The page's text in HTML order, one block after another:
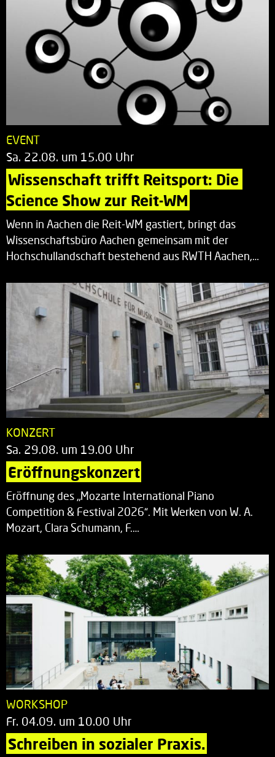
EVENT
Sa. 22.08. um 15.00 Uhr
Wissenschaft trifft Reitsport: Die
Science Show zur Reit-WM
Wenn in Aachen die Reit-WM gastiert, bringt das
Wissenschaftsbüro Aachen gemeinsam mit der
Hochschullandschaft bestehend aus RWTH Aachen,…
KONZERT
Sa. 29.08. um 19.00 Uhr
Eröffnungskonzert
Eröffnung des „Mozarte International Piano
Competition & Festival 2026“. Mit Werken von W. A.
Mozart, Clara Schumann, F.…
WORKSHOP
Fr. 04.09. um 10.00 Uhr
Schreiben in sozialer Praxis.